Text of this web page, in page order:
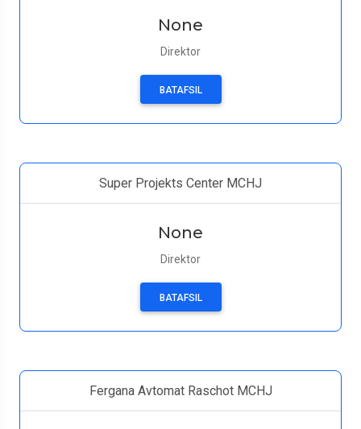
None
Direktor
BATAFSIL
Super Projekts Center MCHJ
None
Direktor
BATAFSIL
Fergana Avtomat Raschot MCHJ